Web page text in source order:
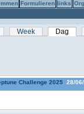
Formulieren links
Week Dag
Challenge 2025 28/